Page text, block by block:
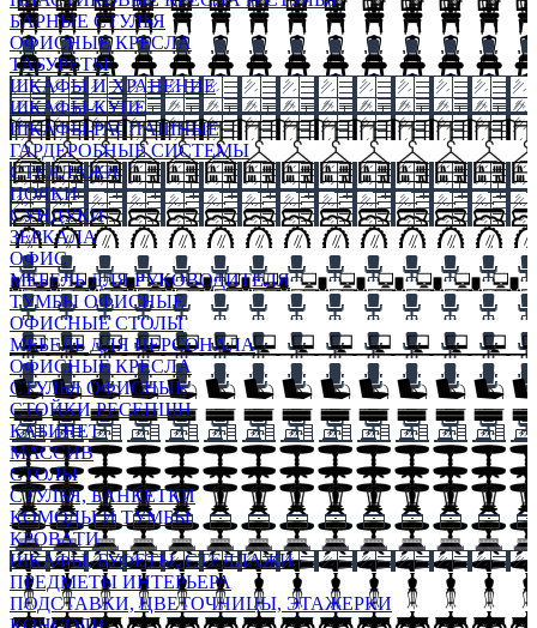
БАРНЫЕ СТУЛЬЯ
ОФИСНЫЕ КРЕСЛА
ТАБУРЕТЫ
ШКАФЫ И ХРАНЕНИЕ
ШКАФЫ-КУПЕ
ШКАФЫ-РАСПАШНЫЕ
ГАРДЕРОБНЫЕ СИСТЕМЫ
СТЕЛЛАЖИ
ПОЛКИ
СУНДУКИ
ЗЕРКАЛА
ОФИС
МЕБЕЛЬ ДЛЯ РУКОВОДИТЕЛЯ
ТУМБЫ ОФИСНЫЕ
ОФИСНЫЕ СТОЛЫ
МЕБЕЛЬ ДЛЯ ПЕРСОНАЛА
ОФИСНЫЕ КРЕСЛА
СТУЛЬЯ ОФИСНЫЕ
СТОЙКИ РЕСЕПШН
КАБИНЕТ
МАССИВ
СТОЛЫ
СТУЛЬЯ, БАНКЕТКИ
КОМОДЫ И ТУМБЫ
КРОВАТИ
ШКАФЫ, БУФЕТЫ, СТЕЛЛАЖИ
ПРЕДМЕТЫ ИНТЕРЬЕРА
ПОДСТАВКИ, ЦВЕТОЧНИЦЫ, ЭТАЖЕРКИ